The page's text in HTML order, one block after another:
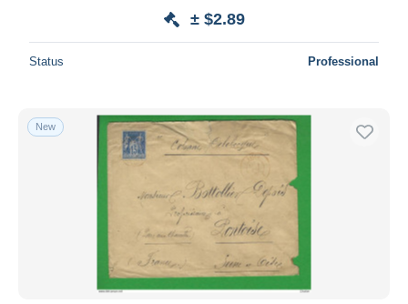
± $2.89
Status Professional
New